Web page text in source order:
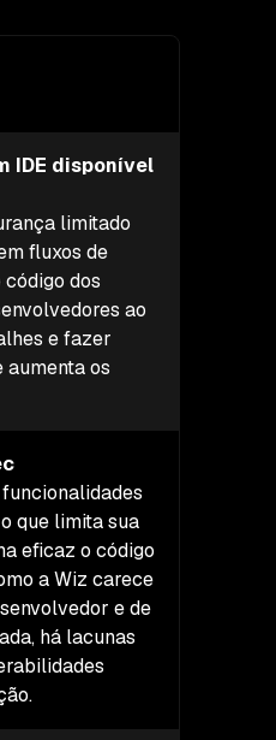
IDE disponível
limitado
fluxos de
dos
ao
e fazer
os
que limita sua
eficaz o código
a Wiz carece
e de
há lacunas